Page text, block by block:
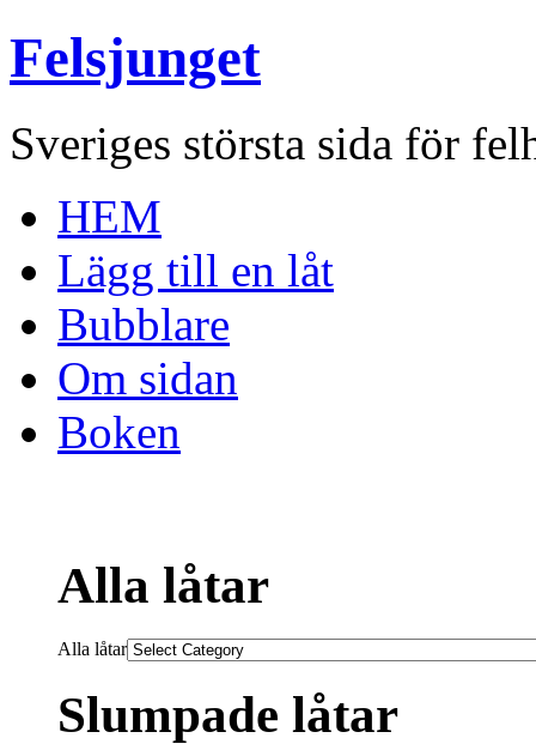
Felsjunget
Sveriges största sida för
HEM
Lägg till en låt
Bubblare
Om sidan
Boken
Alla låtar
Alla låtar
Slumpade låtar